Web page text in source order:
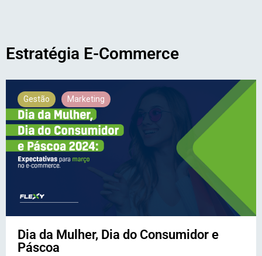
Estratégia E-Commerce
Gestão Marketing
Dia da Mulher, Dia do Consumidor e
Páscoa